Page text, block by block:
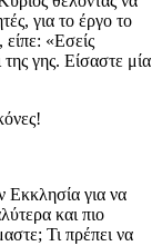
για το έργο το
είπε: «Εσείς
γης. Είσαστε μία
Εκκλησία για να
και πιο
Τι πρέπει να